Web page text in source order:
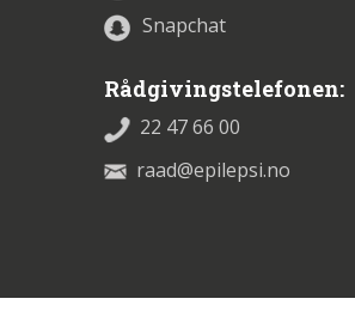
Snapchat
Rådgivingstelefonen:
22 47 66 00
raad@epilepsi.no